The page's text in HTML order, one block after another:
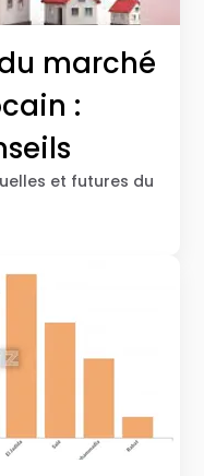
marché
:
et futures du